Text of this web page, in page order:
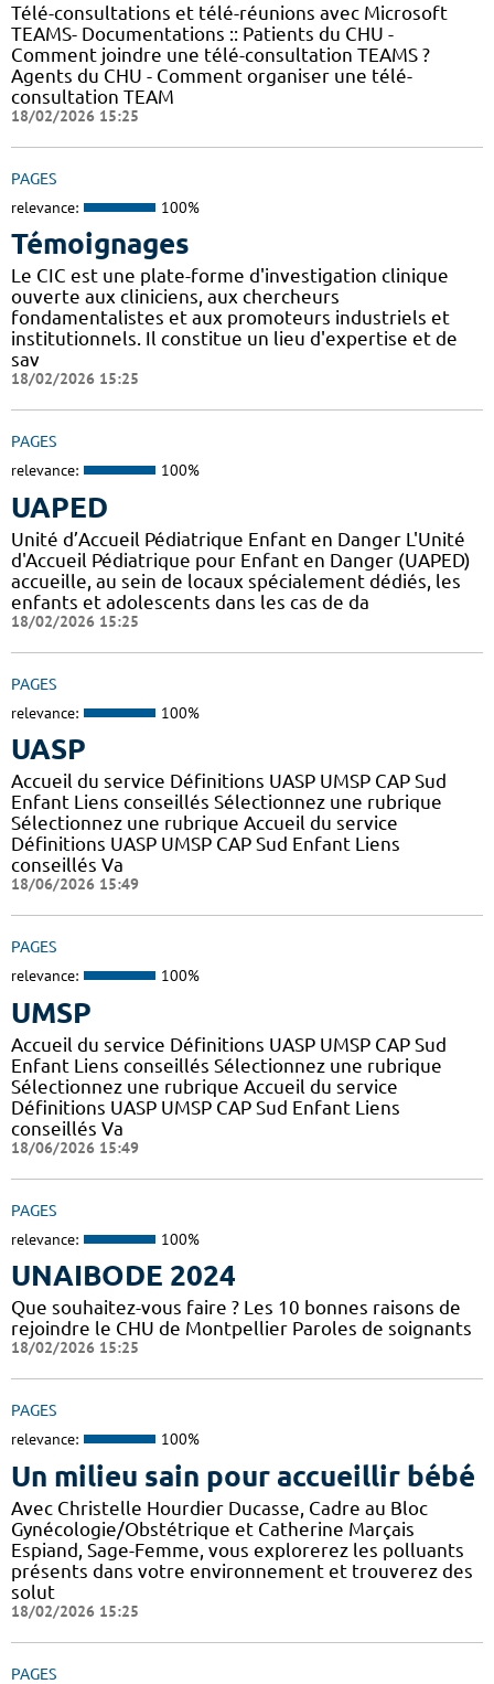
Télé-consultations et télé-réunions avec Microsoft
TEAMS- Documentations :: Patients du CHU -
Comment joindre une télé-consultation TEAMS ?
Agents du CHU - Comment organiser une télé-
consultation TEAM
18/02/2026 15:25
PAGES
relevance: 100%
Témoignages
Le CIC est une plate-forme d'investigation clinique
ouverte aux cliniciens, aux chercheurs
fondamentalistes et aux promoteurs industriels et
institutionnels. Il constitue un lieu d'expertise et de
sav
18/02/2026 15:25
PAGES
relevance: 100%
UAPED
Unité d’Accueil Pédiatrique Enfant en Danger L'Unité
d'Accueil Pédiatrique pour Enfant en Danger (UAPED)
accueille, au sein de locaux spécialement dédiés, les
enfants et adolescents dans les cas de da
18/02/2026 15:25
PAGES
relevance: 100%
UASP
Accueil du service Définitions UASP UMSP CAP Sud
Enfant Liens conseillés Sélectionnez une rubrique
Sélectionnez une rubrique Accueil du service
Définitions UASP UMSP CAP Sud Enfant Liens
conseillés Va
18/06/2026 15:49
PAGES
relevance: 100%
UMSP
Accueil du service Définitions UASP UMSP CAP Sud
Enfant Liens conseillés Sélectionnez une rubrique
Sélectionnez une rubrique Accueil du service
Définitions UASP UMSP CAP Sud Enfant Liens
conseillés Va
18/06/2026 15:49
PAGES
relevance: 100%
UNAIBODE 2024
Que souhaitez-vous faire ? Les 10 bonnes raisons de
rejoindre le CHU de Montpellier Paroles de soignants
18/02/2026 15:25
PAGES
relevance: 100%
Un milieu sain pour accueillir bébé
Avec Christelle Hourdier Ducasse, Cadre au Bloc
Gynécologie/Obstétrique et Catherine Marçais
Espiand, Sage-Femme, vous explorerez les polluants
présents dans votre environnement et trouverez des
solut
18/02/2026 15:25
PAGES